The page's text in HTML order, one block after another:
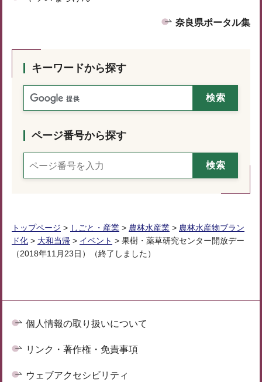
奈良県ポータル集
キーワードから探す
ページ番号から探す
トップページ > しごと・産業 > 農林水産業 > 農林水産物ブラン
ド化 > 大和当帰 > イベント > 果樹・薬草研究センター開放デー
（2018年11月23日）（終了しました）
個人情報の取り扱いについて
リンク・著作権・免責事項
ウェブアクセシビリティ